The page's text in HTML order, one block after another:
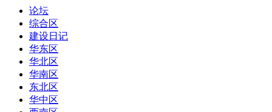
论坛
综合区
建设日记
华东区
华北区
华南区
东北区
华中区